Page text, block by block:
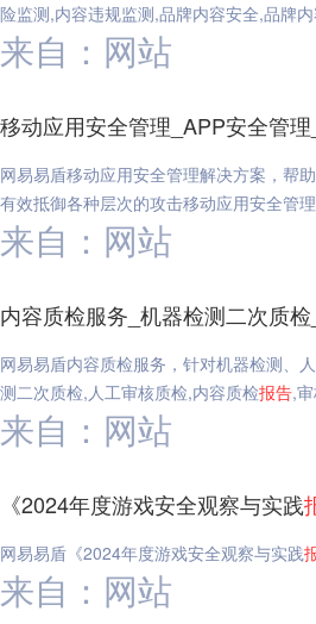
险监测,内容违规监测,品牌内容安全,品牌
来自：网站
移动应用安全管理_APP安全管
网易易盾移动应用安全管理解决方案，帮
有效抵御各种层次的攻击移动应用安全管
来自：网站
内容质检服务_机器检测二次质
网易易盾内容质检服务，针对机器检测、
测二次质检,人工审核质检,内容质检报告,
来自：网站
《2024年度游戏安全观察与实践
网易易盾《2024年度游戏安全观察与实践
来自：网站